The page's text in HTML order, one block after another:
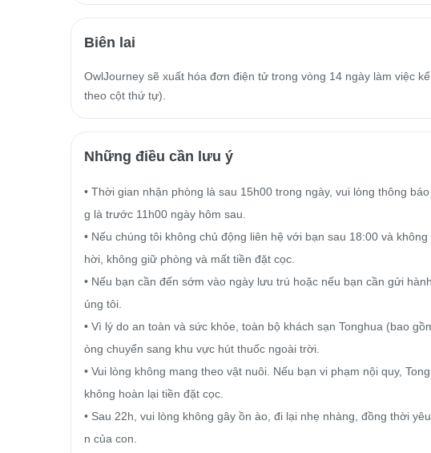
Biên lai
OwlJourney sẽ xuất hóa đơn điện tử trong vòng 14 ngày làm việc
theo cột thứ tự).
Những điều cần lưu ý
• Thời gian nhận phòng là sau 15h00 trong ngày, vui lòng thông
g là trước 11h00 ngày hôm sau.
• Nếu chúng tôi không chủ động liên hệ với bạn sau 18:00 và
hời, không giữ phòng và mất tiền đặt cọc.
• Nếu bạn cần đến sớm vào ngày lưu trú hoặc nếu bạn cần gửi
úng tôi.
• Vì lý do an toàn và sức khỏe, toàn bộ khách sạn Tonghua (bao
òng chuyển sang khu vực hút thuốc ngoài trời.
• Vui lòng không mang theo vật nuôi. Nếu bạn vi phạm nội quy,
không hoàn lại tiền đặt cọc.
• Sau 22h, vui lòng không gây ồn ào, đi lại nhẹ nhàng, đồng thời
n của con.